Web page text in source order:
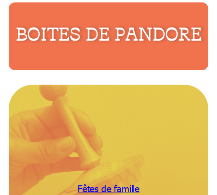
BOITES DE PANDORE
Fêtes de famille